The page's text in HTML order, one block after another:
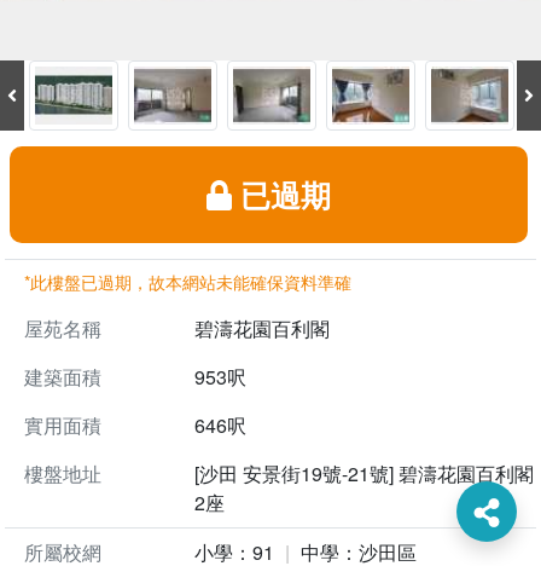
已過期
*此樓盤已過期，故本網站未能確保資料準確
屋苑名稱
碧濤花園百利閣
建築面積
953呎
實用面積
646呎
樓盤地址
[沙田 安景街19號-21號] 碧濤花園百利閣
2座
所屬校網
小學：91 中學：沙田區